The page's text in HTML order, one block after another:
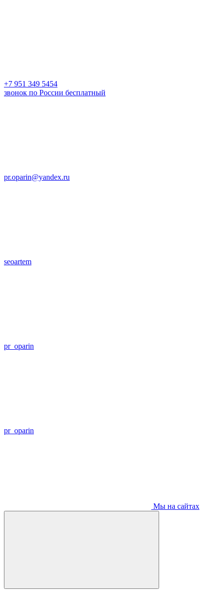
+7 951 349 5454
звонок по России бесплатный
pr.oparin@yandex.ru
seoartem
pr_oparin
pr_oparin
Мы на сайтах